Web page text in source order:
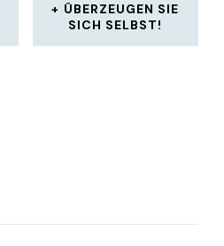
ÜBERZEUGEN SIE
SICH SELBST!